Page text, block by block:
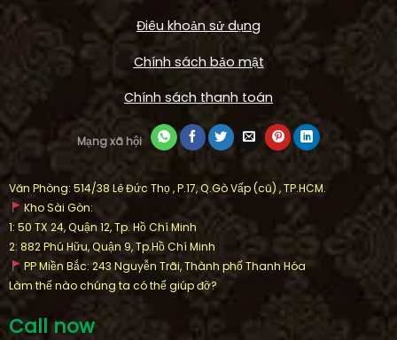
Điêu khoản sử dụng
Chính sách bảo mật
Chính sách thanh toán
Mạng xã hội
Văn Phòng: 514/38 Lê Đức Thọ , P.17, Q.Gò Vấp (cũ) , TP.HCM.
Kho Sài Gòn:
1: 50 TX 24, Quận 12, Tp. Hồ Chí Minh
2: 882 Phú Hữu, Quận 9, Tp.Hồ Chí Minh
PP Miền Bắc: 243 Nguyễn Trãi, Thành phố Thanh Hóa
Làm thế nào chúng ta có thể giúp đỡ?
Call now